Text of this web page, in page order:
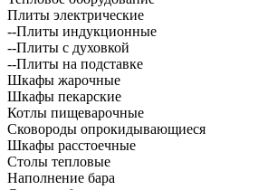
Плиты электрические
--Плиты индукционные
--Плиты с духовкой
--Плиты на подставке
Шкафы жарочные
Шкафы пекарские
Котлы пищеварочные
Сковороды опрокидывающиеся
Шкафы расстоечные
Столы тепловые
Наполнение бара